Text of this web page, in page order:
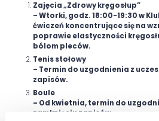
Zajęcia „Zdrowy kręgosłup”
– Wtorki, godz. 18:00-19:30 w
ćwiczeń koncentrujące się na
poprawie elastyczności
bólom pleców.
Tenis stołowy
– Termin do uzgodnienia z
zapisów.
Boule
– Od kwietnia, termin do
zamknięciu zapisów.